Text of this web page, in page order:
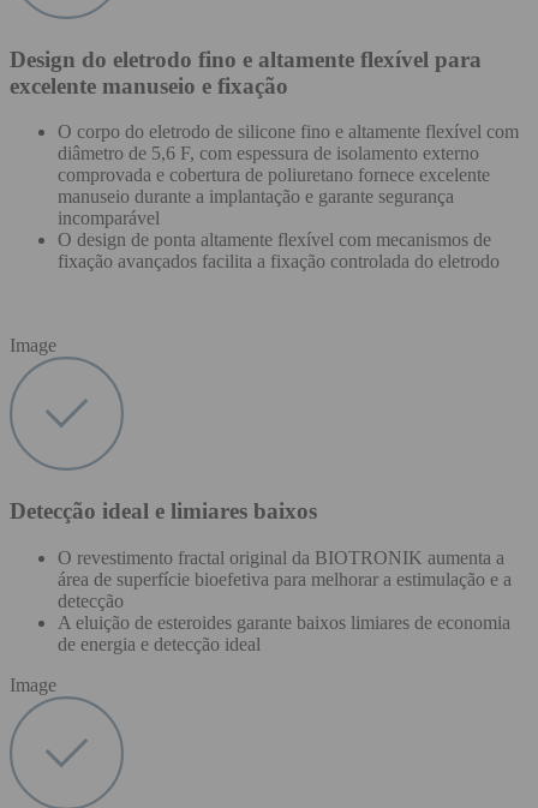
Design do eletrodo fino e altamente flexível para
excelente manuseio e fixação
O corpo do eletrodo de silicone fino e altamente flexível com
diâmetro de 5,6 F, com espessura de isolamento externo
comprovada e cobertura de poliuretano fornece excelente
manuseio durante a implantação e garante segurança
incomparável
O design de ponta altamente flexível com mecanismos de
fixação avançados facilita a fixação controlada do eletrodo
Image
Detecção ideal e limiares baixos
O revestimento fractal original da BIOTRONIK aumenta a
área de superfície bioefetiva para melhorar a estimulação e a
detecção
A eluição de esteroides garante baixos limiares de economia
de energia e detecção ideal
Image